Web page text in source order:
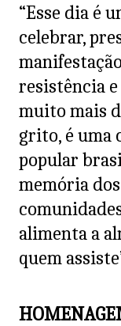
“Esse dia é
celebrar,
resistência
muito mais
grito, é uma
popular
memória
alimenta a
quem